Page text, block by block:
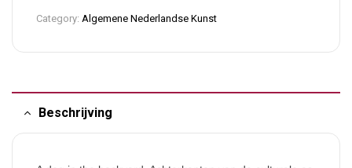
Category: Algemene Nederlandse Kunst
Beschrijving